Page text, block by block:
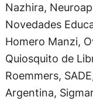
Nazhira,
Novedades
Homero Manzi,
Quiosquito de
Roemmers,
Argentina,